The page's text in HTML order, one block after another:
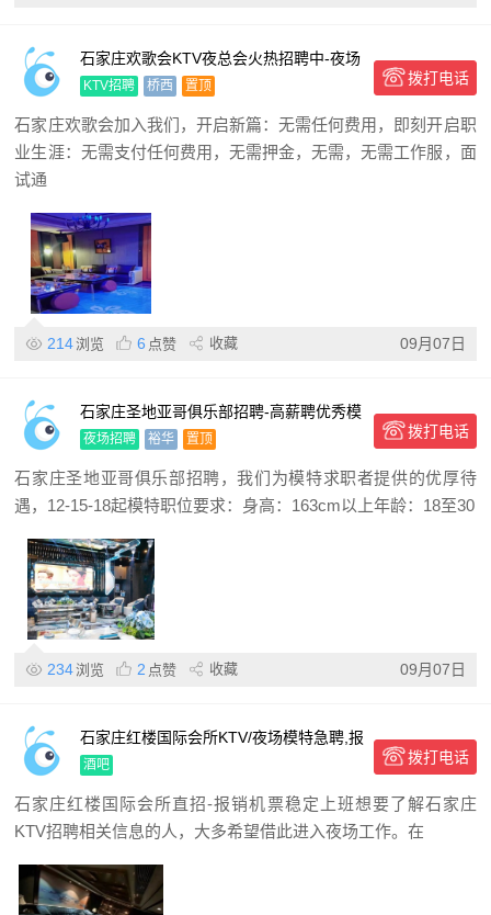
石家庄欢歌会KTV夜总会火热招聘中-夜场
精英,KTV职位等你来挑战
KTV招聘 桥西 置顶 拨打电话
石家庄欢歌会加入我们，开启新篇：无需任何费用，即刻开启职
业生涯：无需支付任何费用，无需押金，无需，无需工作服，面
试通
214浏览 6 点赞 收藏 09月07日
石家庄圣地亚哥俱乐部招聘-高薪聘优秀模
特/稳定排班/待遇优厚
夜场招聘 裕华 置顶 拨打电话
石家庄圣地亚哥俱乐部招聘，我们为模特求职者提供的优厚待
遇，12-15-18起模特职位要求：身高：163cm以上年龄：18至30
234浏览 2 点赞 收藏 09月07日
石家庄红楼国际会所KTV/夜场模特急聘,报
销机票+稳定上班+高薪日结,无经验可培
训,诚邀加入
酒吧 拨打电话
石家庄红楼国际会所直招-报销机票稳定上班想要了解石家庄
KTV招聘相关信息的人，大多希望借此进入夜场工作。在